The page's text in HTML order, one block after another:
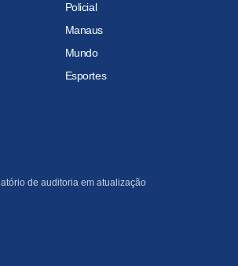
Policial
Manaus
Mundo
Esportes
de auditoria em atualização